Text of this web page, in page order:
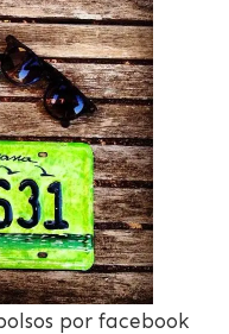
por facebook